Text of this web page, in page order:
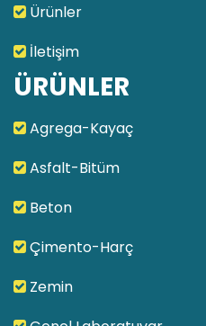
Ürünler
İletişim
ÜRÜNLER
Agrega-Kayaç
Asfalt-Bitüm
Beton
Çimento-Harç
Zemin